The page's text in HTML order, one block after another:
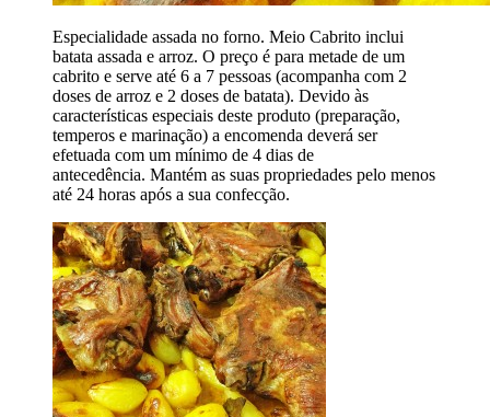
Especialidade assada no forno. Meio Cabrito inclui
batata assada e arroz. O preço é para metade de um
cabrito e serve até 6 a 7 pessoas (acompanha com 2
doses de arroz e 2 doses de batata). Devido às
características especiais deste produto (preparação,
temperos e marinação) a encomenda deverá ser
efetuada com um mínimo de 4 dias de
antecedência. Mantém as suas propriedades pelo menos
até 24 horas após a sua confecção.